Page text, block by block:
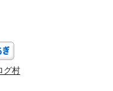
グ村